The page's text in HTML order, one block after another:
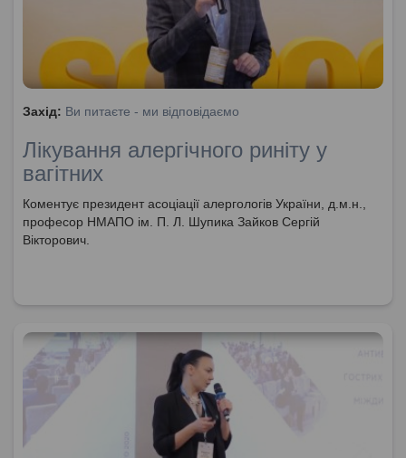
Захід: Ви питаєте - ми відповідаємо
Лікування алергічного риніту у
вагітних
Коментує президент асоціації алергологів України, д.м.н.,
професор НМАПО ім. П. Л. Шупика Зайков Сергій
Вікторович.